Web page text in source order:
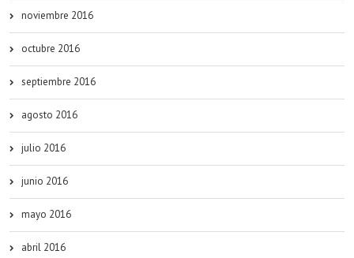
noviembre 2016
octubre 2016
septiembre 2016
agosto 2016
julio 2016
junio 2016
mayo 2016
abril 2016